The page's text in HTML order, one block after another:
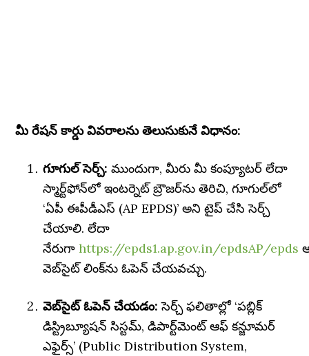
మీ రేషన్ కార్డు వివరాలను తెలుసుకునే విధానం:
గూగుల్ సెర్చ్: ముందుగా, మీరు మీ కంప్యూటర్ లేదా
స్మార్ట్‌ఫోన్‌లో ఇంటర్నెట్ బ్రౌజర్‌ను తెరిచి, గూగుల్‌లో
‘ఏపీ ఈపీడీఎస్ (AP EPDS)’ అని టైప్ చేసి సెర్చ్
చేయాలి. లేదా
నేరుగాhttps://epds1.ap.gov.in/epdsAP/epds
వెబ్‌సైట్ లింక్‌ను ఓపెన్ చేయవచ్చు.
వెబ్‌సైట్ ఓపెన్ చేయడం: సెర్చ్ ఫలితాల్లో ‘పబ్లిక్
డిస్ట్రిబ్యూషన్ సిస్టమ్, డిపార్ట్‌మెంట్ ఆఫ్ కన్జూమర్
ఎఫైర్స్’ (Public Distribution System,